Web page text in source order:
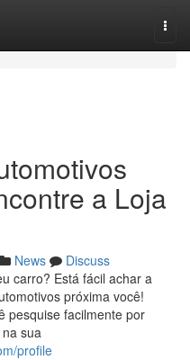
a Loja
News
Discuss
carro? Está fácil achar a
próxima você!
pesquise facilmente por
sua
profile